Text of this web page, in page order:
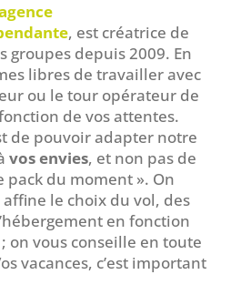
, est créatrice de
groupes depuis 2009. En
libres de travailler avec
ou le tour opérateur de
de vos attentes.
de pouvoir adapter notre
vos envies, et non pas de
pack du moment ». On
le choix du vol, des
en fonction
on vous conseille en toute
vacances, c’est important